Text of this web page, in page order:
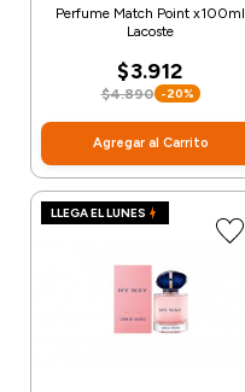
Perfume Match Point x100ml
Lacoste
$3.912
$4.890 -20%
Agregar al Carrito
LLEGA EL LUNES